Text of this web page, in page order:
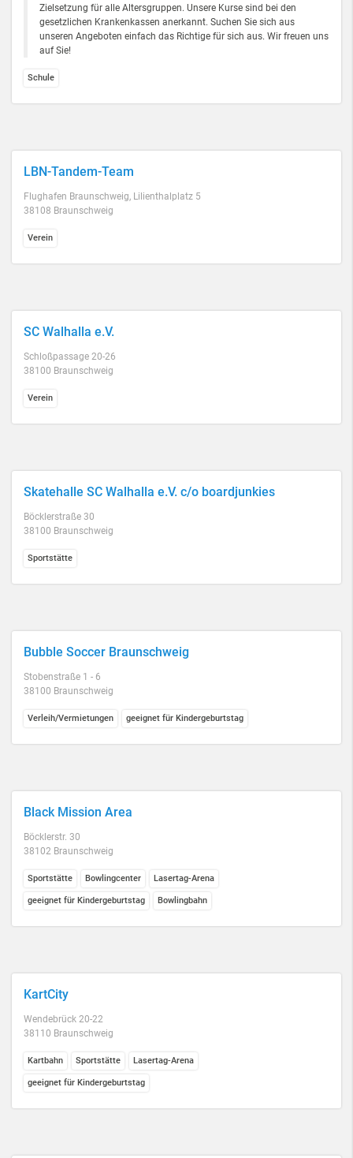
Zielsetzung für alle Altersgruppen. Unsere Kurse sind bei den
gesetzlichen Krankenkassen anerkannt. Suchen Sie sich aus
unseren Angeboten einfach das Richtige für sich aus. Wir freuen uns
auf Sie!
Schule
LBN-Tandem-Team
Flughafen Braunschweig, Lilienthalplatz 5
38108 Braunschweig
Verein
SC Walhalla e.V.
Schloßpassage 20-26
38100 Braunschweig
Verein
Skatehalle SC Walhalla e.V. c/o boardjunkies
Böcklerstraße 30
38100 Braunschweig
Sportstätte
Bubble Soccer Braunschweig
Stobenstraße 1 - 6
38100 Braunschweig
Verleih/Vermietungen geeignet für Kindergeburtstag
Black Mission Area
Böcklerstr. 30
38102 Braunschweig
Sportstätte Bowlingcenter Lasertag-Arena
geeignet für Kindergeburtstag Bowlingbahn
KartCity
Wendebrück 20-22
38110 Braunschweig
Kartbahn Sportstätte Lasertag-Arena
geeignet für Kindergeburtstag